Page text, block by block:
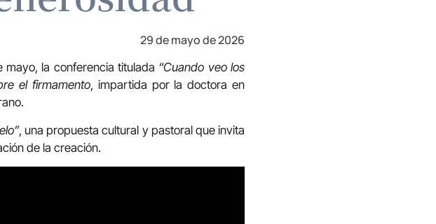
29 de mayo de 2026
la conferencia titulada “Cuando veo los
el firmamento, impartida por la doctora en
, una propuesta cultural y pastoral que invita
de la creación.